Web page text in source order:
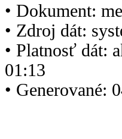
• Dokument:
• Zdroj dát:
• Platnosť dát:
01:13
• Generované: